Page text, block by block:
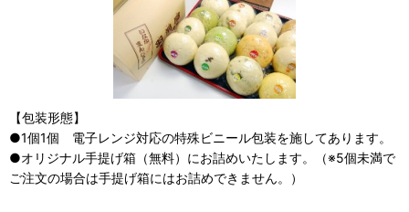
【包装形態】
●1個1個 電子レンジ対応の特殊ビニール包装を施してあります。
●オリジナル手提げ箱（無料）にお詰めいたします。（※5個未満で
ご注文の場合は手提げ箱にはお詰めできません。）